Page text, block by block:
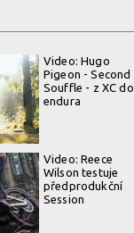
Video: Hugo
Pigeon - Second
Souffle - z XC do
endura
Video: Reece
Wilson testuje
předprodukční
Session